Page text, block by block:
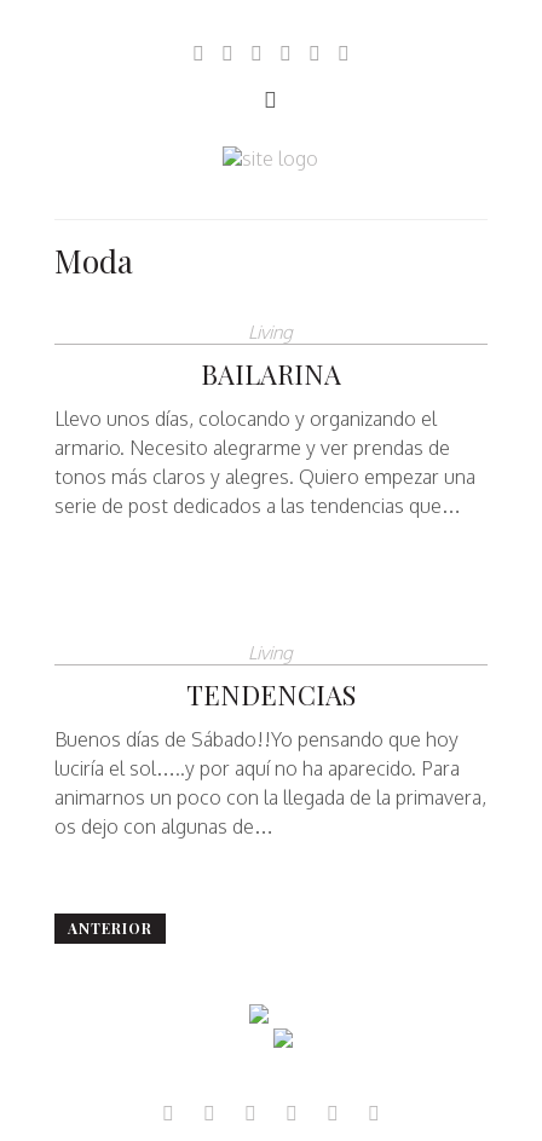
Moda
Living
BAILARINA
Llevo unos días, colocando y organizando el
armario. Necesito alegrarme y ver prendas de
tonos más claros y alegres. Quiero empezar una
serie de post dedicados a las tendencias que…
Living
TENDENCIAS
Buenos días de Sábado!!Yo pensando que hoy
luciría el sol…..y por aquí no ha aparecido. Para
animarnos un poco con la llegada de la primavera,
os dejo con algunas de…
NANTERIOR